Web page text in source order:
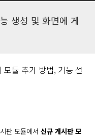
생성 및 화면에 게
듈 추가 방법, 기능 설
판 모듈에서 신규 게시판 모